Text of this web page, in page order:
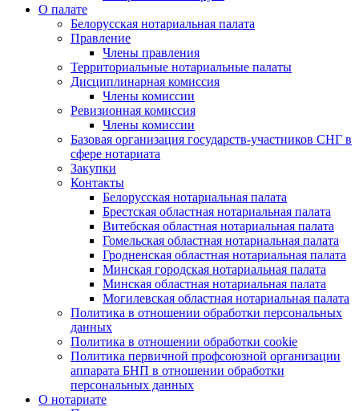
О палате
Белорусская нотариальная палата
Правление
Члены правления
Территориальные нотариальные палаты
Дисциплинарная комиссия
Члены комиссии
Ревизионная комиссия
Члены комиссии
Базовая организация государств-участников СНГ в
сфере нотариата
Закупки
Контакты
Белорусская нотариальная палата
Брестская областная нотариальная палата
Витебская областная нотариальная палата
Гомельская областная нотариальная палата
Гродненская областная нотариальная палата
Минская городская нотариальная палата
Минская областная нотариальная палата
Могилевская областная нотариальная палата
Политика в отношении обработки персональных
данных
Политика в отношении обработки cookie
Политика первичной профсоюзной организации
аппарата БНП в отношении обработки
персональных данных
О нотариате